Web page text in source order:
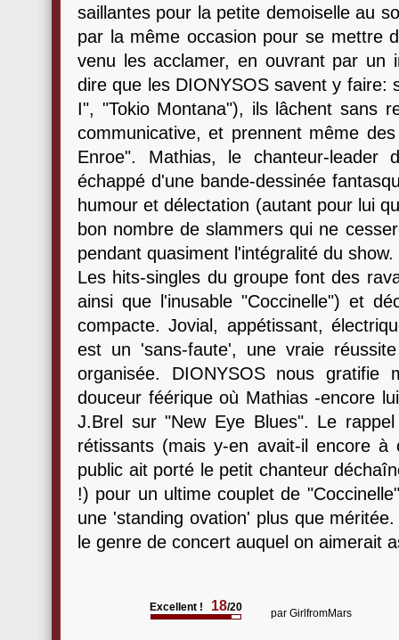
saillantes pour la petite demoiselle au
par la même occasion pour se mettre
venu les acclamer, en ouvrant par un
dire que les DIONYSOS savent y faire:
I", "Tokio Montana"), ils lâchent sans
communicative, et prennent même
Enroe". Mathias, le chanteur-
échappé d'une bande-dessinée
humour et délectation (autant pour lui
bon nombre de slammers qui ne
pendant quasiment l'intégralité du show.
Les hits-singles du groupe font des
ainsi que l'inusable "Coccinelle") et
compacte. Jovial, appétissant,
est un 'sans-faute', une vraie
organisée. DIONYSOS nous gratifie
douceur féérique où Mathias -encore
J.Brel sur "New Eye Blues". Le
rétissants (mais y-en avait-il encore
public ait porté le petit chanteur
!) pour un ultime couplet de
une 'standing ovation' plus que
le genre de concert auquel on aimerait
Excellent ! 18/20 par GirlfromMars